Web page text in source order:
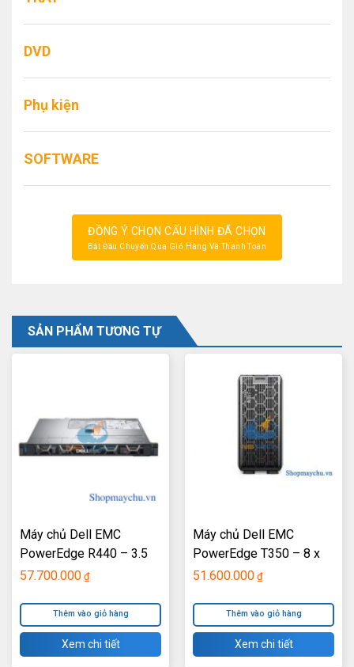
DVD
Phụ kiện
SOFTWARE
ĐỒNG Ý CHỌN CẤU HÌNH ĐÃ CHỌN
Bắt Đầu Chuyển Qua Giỏ Hàng Và Thanh Toán
SẢN PHẨM TƯƠNG TỰ
Máy chủ Dell EMC
PowerEdge R440 – 3.5
INCH
57.700.000 ₫
Thêm vào giỏ hàng
Xem chi tiết
Máy chủ Dell EMC
PowerEdge T350 – 8 x
3.5″
51.600.000 ₫
Thêm vào giỏ hàng
Xem chi tiết